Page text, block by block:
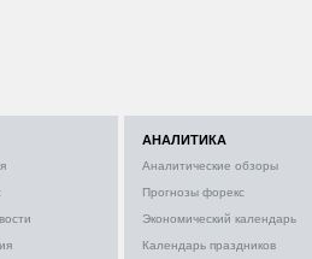
АНАЛИТИКА
Аналитические обзоры
Прогнозы форекс
Экономический календарь
Календарь праздников